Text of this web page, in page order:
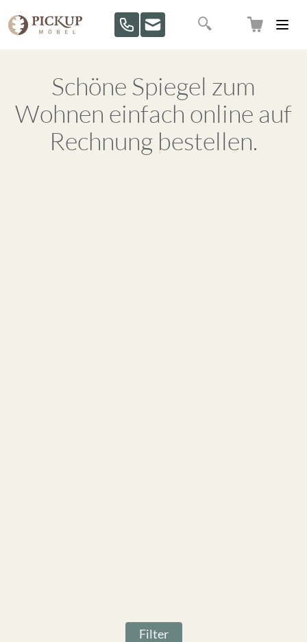
Suche
Schöne Spiegel zum
Wohnen einfach online auf
Rechnung bestellen.
Filter